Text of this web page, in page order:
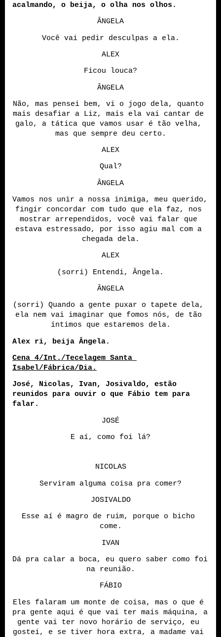
acalmando, o beija, o olha nos olhos.
ÂNGELA
Você vai pedir desculpas a ela.
ALEX
Ficou louca?
ÂNGELA
Não, mas pensei bem, vi o jogo dela, quanto
mais desafiar a Liz, mais ela vai cantar de
galo, a tática que vamos usar é tão velha,
mas que sempre deu certo.
ALEX
Qual?
ÂNGELA
Vamos nos unir a nossa inimiga, meu querido,
fingir concordar com tudo que ela faz, nos
mostrar arrependidos, você vai falar que
estava estressado, por isso agiu mal com a
chegada dela.
ALEX
(sorri) Entendi, Ângela.
ÂNGELA
(sorri) Quando a gente puxar o tapete dela,
ela nem vai imaginar que fomos nós, de tão
íntimos que estaremos dela.
Alex ri, beija Ângela.
Cena 4/Int./Tecelagem Santa
Isabel/Fábrica/Dia.
José, Nicolas, Ivan, Josivaldo, estão
reunidos para ouvir o que Fábio tem para
falar.
JOSÉ
E aí, como foi lá?
NICOLAS
Serviram alguma coisa pra comer?
JOSIVALDO
Esse aí é magro de ruim, porque o bicho
come.
IVAN
Dá pra calar a boca, eu quero saber como foi
na reunião.
FÁBIO
Eles falaram um monte de coisa, mas o que é
pra gente aqui é que vai ter mais máquina, a
gente vai ter novo horário de serviço, eu
gostei, e se tiver hora extra, a madame vai